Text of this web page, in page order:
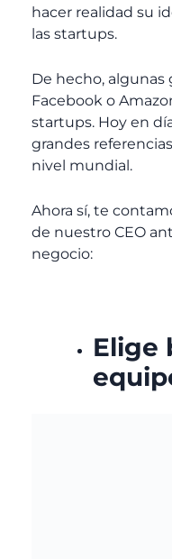
hacer realidad su
las startups.
De hecho, algunas
Facebook o
startups. Hoy en
grandes
nivel mundial.
Ahora sí, te
de nuestro CEO
negocio:
Elige